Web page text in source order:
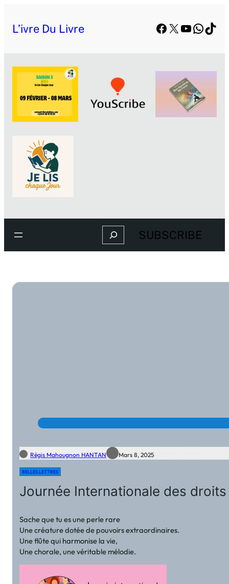
L’ivre Du Livre Facebook
X YouTube
Search SUBSCRIBE
Régis Mahougnon HANTAN Mars 8, 2025
BELLES LETTRES
Journée Internationale des
Sache que tu es une perle rare
Une créature dotée de pouvoirs extraordinaires.
Une flûte qui harmonise la vie,
Une chorale, une véritable mélodie.